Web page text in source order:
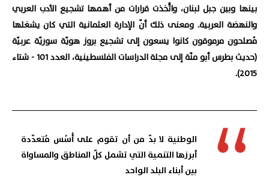
بينها وبين جبل لبنان، واتُّخذت قرارات من أهمها تشجيع الأدب العربي
والنهضة العربية. ومعنى ذلك أنّ الإدارة العثمانية التي كان يشغلها
مُصلحون مرموقون كانوا يسعون إلى تشجيع بروز هويّة سوريّة عربيّة
(حديث بطرس أبو منّة إلى مجلة الدراسات الفلسطينية، العدد 101 - شتاء
2015).
الوطنية لا بدّ من أن تقوم على أُسُس مُتعدّدة
أبرزها التنمية التي تشمل كلّ المناطق والمساواة
بين أبناء البلد الواحد